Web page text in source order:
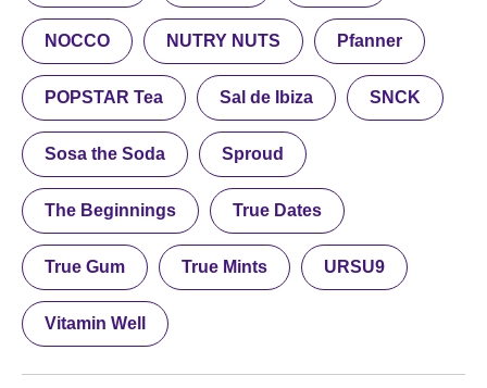
NOCCO NUTRY NUTS Pfanner
POPSTAR Tea Sal de Ibiza SNCK
Sosa the Soda Sproud
The Beginnings True Dates
True Gum True Mints URSU9
Vitamin Well